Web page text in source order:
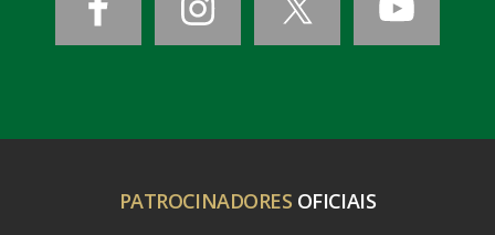
PATROCINADORES OFICIAIS